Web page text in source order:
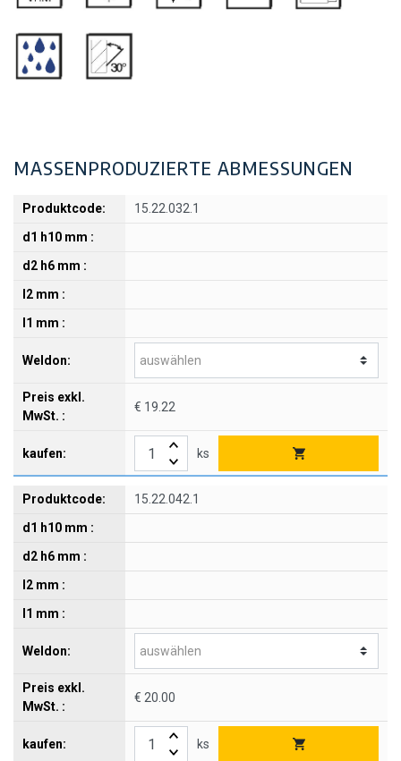
MASSENPRODUZIERTE ABMESSUNGEN
15.22.032.1
€ 19.22
ks
15.22.042.1
€ 20.00
ks